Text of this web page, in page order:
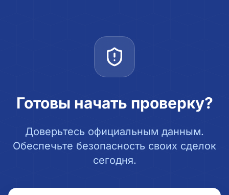
Готовы начать проверку?
Доверьтесь официальным данным.
Обеспечьте безопасность своих сделок
сегодня.